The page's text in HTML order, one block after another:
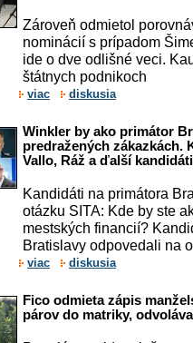
Zároveň odmietol
nominácií s prípadom
ide o dve odlišné veci.
štátnych podnikoch
viac diskusia
Winkler by ako primátor
predražených zákazkách.
Vallo, Ráž a ďalší
Kandidáti na primátora
otázku SITA: Kde by ste
mestských financií?
Bratislavy odpovedali na
viac diskusia
Fico odmieta zápis
párov do matriky,